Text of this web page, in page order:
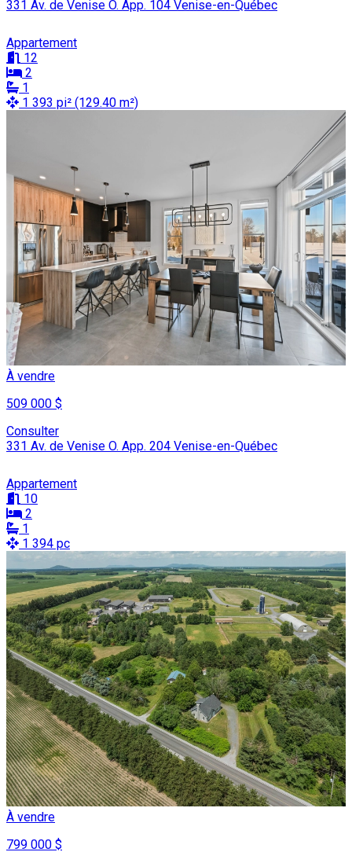
331 Av. de Venise O. App. 104 Venise-en-Québec
Appartement
12
2
1
1 393 pi² (129.40 m²)
À vendre
509 000 $
Consulter
331 Av. de Venise O. App. 204 Venise-en-Québec
Appartement
10
2
1
1 394 pc
À vendre
799 000 $